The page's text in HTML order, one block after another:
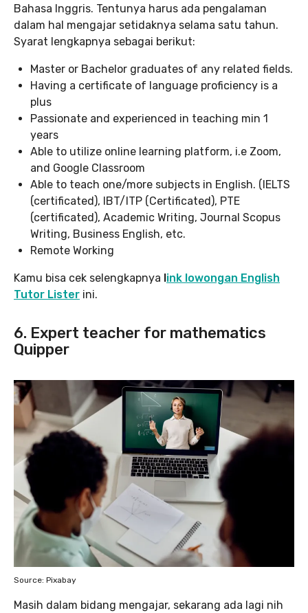
Bahasa Inggris. Tentunya harus ada pengalaman
dalam hal mengajar setidaknya selama satu tahun.
Syarat lengkapnya sebagai berikut:
Master or Bachelor graduates of any related fields.
Having a certificate of language proficiency is a
plus
Passionate and experienced in teaching min 1
years
Able to utilize online learning platform, i.e Zoom,
and Google Classroom
Able to teach one/more subjects in English. (IELTS
(certificated), IBT/ITP (Certificated), PTE
(certificated), Academic Writing, Journal Scopus
Writing, Business English, etc.
Remote Working
Kamu bisa cek selengkapnya ink lowongan English
Tutor Lister ini.
6. Expert teacher for mathematics
Quipper
Source: Pixabay
Masih dalam bidang mengajar, sekarang ada lagi nih